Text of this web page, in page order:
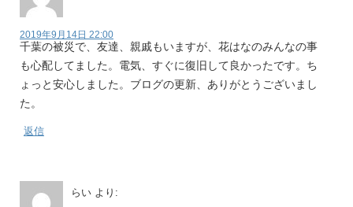
2019年9月14日 22:00
千葉の被災で、友達、親戚もいますが、花はなのみんなの事
も心配してました。電気、すぐに復旧して良かったです。ち
ょっと安心しました。ブログの更新、ありがとうございまし
た。
返信
らい より: